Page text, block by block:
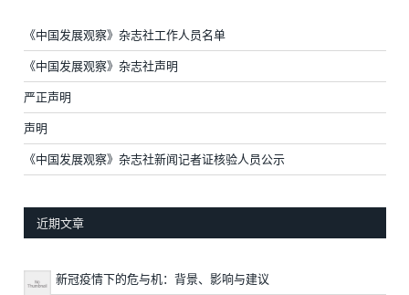
《中国发展观察》杂志社工作人员名单
《中国发展观察》杂志社声明
严正声明
声明
《中国发展观察》杂志社新闻记者证核验人员公示
近期文章
新冠疫情下的危与机：背景、影响与建议